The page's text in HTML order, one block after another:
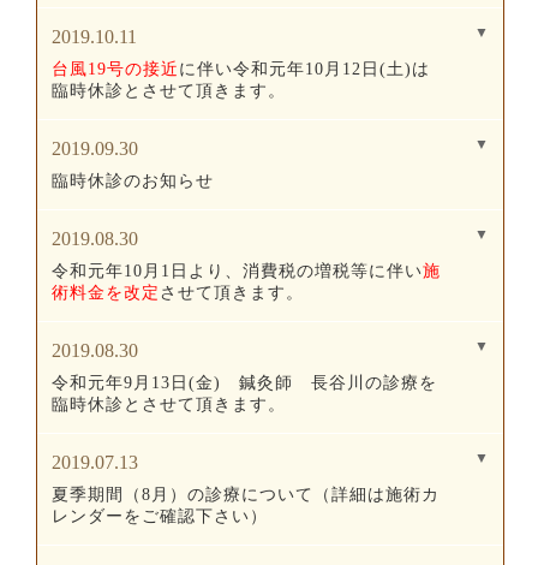
2019.10.11
台風19号の接近 に伴い令和元年10月12日(土)は
臨時休診とさせて頂きます。
2019.09.30
臨時休診のお知らせ
2019.08.30
令和元年10月1日より、消費税の増税等に伴い施
術料金を改定 させて頂きます。
2019.08.30
令和元年9月13日(金) 鍼灸師 長谷川の診療を
臨時休診とさせて頂きます。
2019.07.13
夏季期間（8月）の診療について（詳細は施術カ
レンダーをご確認下さい）